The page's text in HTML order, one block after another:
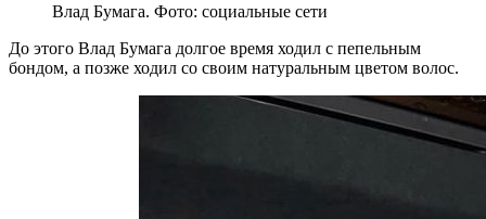
Влад Бумага. Фото: социальные сети
До этого Влад Бумага долгое время ходил с пепельным
бондом, а позже ходил со своим натуральным цветом волос.